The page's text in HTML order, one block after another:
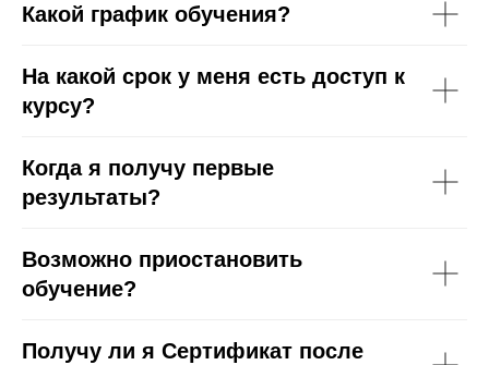
Какой график обучения?
На какой срок у меня есть доступ к
курсу?
Когда я получу первые
результаты?
Возможно приостановить
обучение?
Получу ли я Сертификат после